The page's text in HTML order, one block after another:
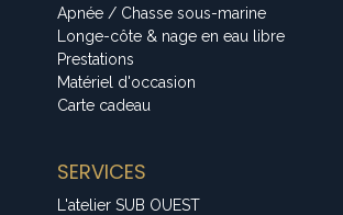
Apnée / Chasse sous-marine
Longe-côte & nage en eau libre
Prestations
Matériel d'occasion
Carte cadeau
SERVICES
L'atelier SUB OUEST